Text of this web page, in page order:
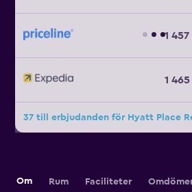
1
1
37 till erbjudanden för Hyatt Place
Om Rum Faciliteter